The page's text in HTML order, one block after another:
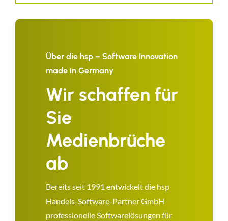
Über die hsp – Software Innovation
made in Germany
Wir schaffen für
Sie
Medienbrüche
ab
Bereits seit 1991 entwickelt die hsp
Handels-Software-Partner GmbH
professionelle Softwarelösungen für